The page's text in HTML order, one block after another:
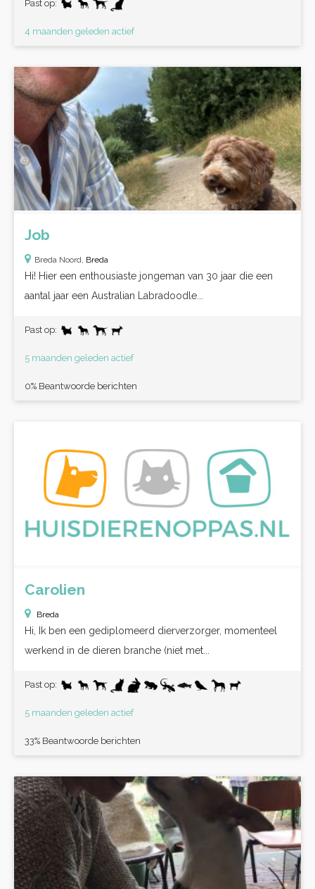
Past op:
4 maanden geleden actief
Job
Breda Noord, Breda
Hi! Hier een enthousiaste jongeman van 30 jaar die een
aantal jaar een Australian Labradoodle...
Past op:
5 maanden geleden actief
0% Beantwoorde berichten
Carolien
Breda
Hi, Ik ben een gediplomeerd dierverzorger, momenteel
werkend in de dieren branche (niet met...
Past op:
5 maanden geleden actief
33% Beantwoorde berichten